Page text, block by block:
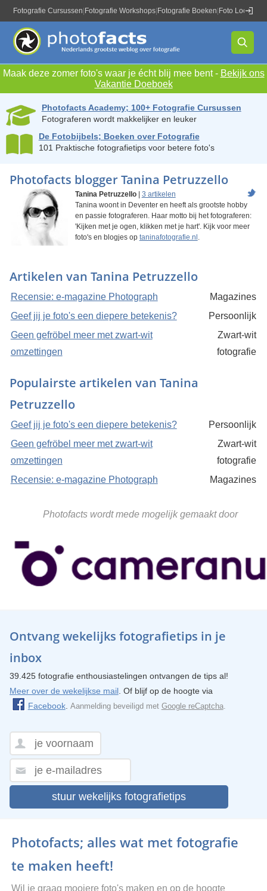
Fotografie Cursussen Fotografie Workshops Fotografie Boeken Foto Locaties
Maak deze zomer foto's waar je écht blij mee bent - Bekijk ons
Vakantie Doeboek
Photofacts Academy; 100+ Fotografie Cursussen
Fotograferen wordt makkelijker en leuker
De Fotobijbels; Boeken over Fotografie
101 Praktische fotografietips voor betere foto's
Photofacts blogger Tanina Petruzzello
Tanina Petruzzello| 3 artikelen
Tanina woont in Deventer en heeft als grootste hobby
en passie fotograferen. Haar motto bij het fotograferen:
'Kijken met je ogen, klikken met je hart'. Kijk voor meer
foto's en blogjes op taninafotografie.nl .
Artikelen van Tanina Petruzzello
Recensie: e-magazine Photograph
Magazines
Geef jij je foto's een diepere betekenis?
Persoonlijk
Geen gefröbel meer met zwart-wit
omzettingen
Zwart-wit
fotografie
Populairste artikelen van Tanina
Petruzzello
Geef jij je foto's een diepere betekenis?
Persoonlijk
Geen gefröbel meer met zwart-wit
omzettingen
Zwart-wit
fotografie
Recensie: e-magazine Photograph
Magazines
Photofacts wordt mede mogelijk gemaakt door
Ontvang wekelijks fotografietips in je
inbox
39.425 fotografie enthousiastelingen ontvangen de tips al!
Meer over de wekelijkse mail. Of blijf op de hoogte via
Facebook. Aanmelding beveiligd met Google reCaptcha.
stuur wekelijks fotografietips
Photofacts; alles wat met fotografie
te maken heeft!
Wil je graag mooiere foto's maken en op de hoogte